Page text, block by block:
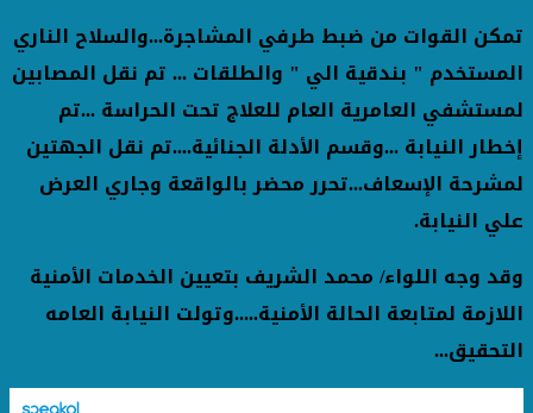
تمكن القوات من ضبط طرفي المشاجرة...والسلاح الناري
المستخدم " بندقية الي " والطلقات...تم نقل المصابين
لمستشفي العامرية العام للعلاج تحت الحراسة...تم
إخطار النيابة ...وقسم الأدلة الجنائية....تم نقل الجهتين
لمشرحة الإسعاف...تحرر محضر بالواقعة وجاري العرض
علي النيابة.
وقد وجه اللواء/ محمد الشريف بتعيين الخدمات الأمنية
اللازمة لمتابعة الحالة الأمنية.....وتولت النيابة العامه
التحقيق...